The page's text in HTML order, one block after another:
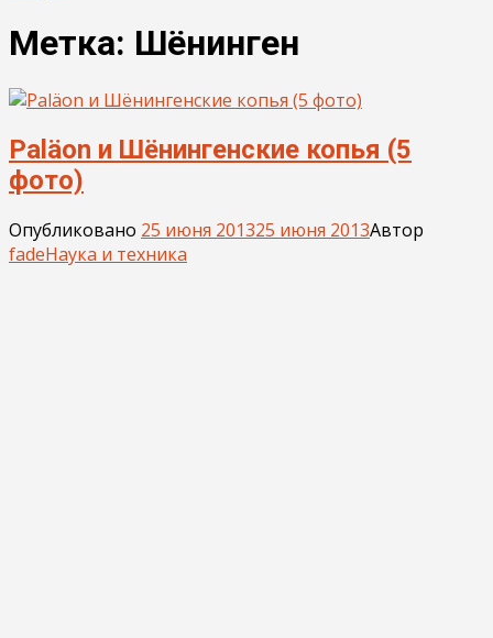
Метка: Шёнинген
Paläon и Шёнингенские копья (5
фото)
Опубликовано 25 июня 201325 июня 2013Автор
fadeНаука и техника